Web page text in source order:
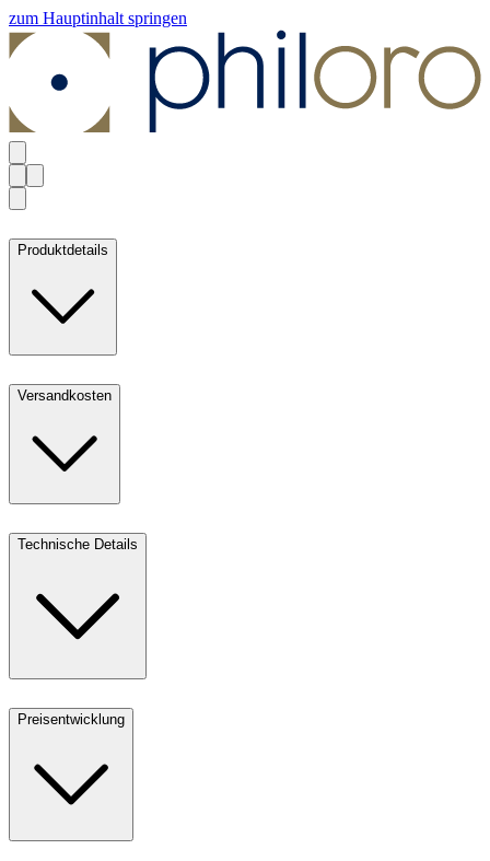
zum Hauptinhalt springen
Produktdetails
Versandkosten
Technische Details
Preisentwicklung